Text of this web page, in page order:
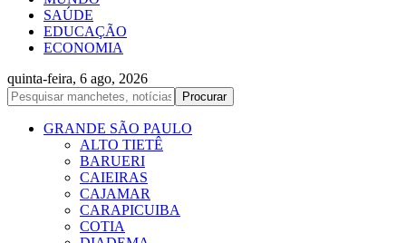
SAÚDE
EDUCAÇÃO
ECONOMIA
quinta-feira, 6 ago, 2026
GRANDE SÃO PAULO
ALTO TIETÊ
BARUERI
CAIEIRAS
CAJAMAR
CARAPICUIBA
COTIA